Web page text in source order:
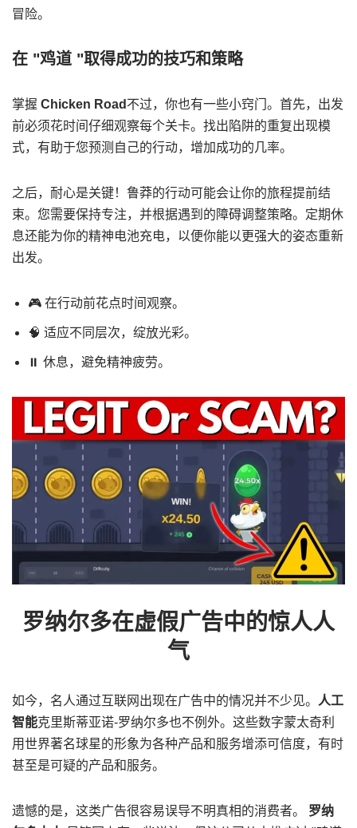
冒险。
在 "鸡道 "取得成功的技巧和策略
掌握 Chicken Road 不过，你也有一些小窍门。首先，出发
前必须花时间仔细观察每个关卡。找出陷阱的重复出现模
式，有助于您预测自己的行动，增加成功的几率。
之后，耐心是关键！鲁莽的行动可能会让你的旅程提前结
束。您需要保持专注，并根据遇到的障碍调整策略。定期休
息还能为你的精神电池充电，以便你能以更强大的姿态重新
出发。
🎮 在行动前花点时间观察。
🧠 适应不同层次，绽放光彩。
⏸️ 休息，避免精神疲劳。
罗纳尔多在虚假广告中的惊人人
气
如今，名人通过互联网出现在广告中的情况并不少见。
人工
智能克里斯蒂亚诺-罗纳尔多也不例外。这些数字蒙太奇利
用世界著名球星的形象为各种产品和服务增添可信度，有时
甚至是可疑的产品和服务。
遗憾的是，这类广告很容易误导不明真相的消费者。 罗纳